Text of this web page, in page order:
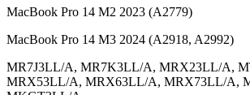
MacBook Pro 14 M2 2023 (A2779)
MacBook Pro 14 M3 2024 (A2918, A2992)
MR7J3LL/A, MR7K3LL/A, MRX23LL/A,
MRX53LL/A, MRX63LL/A, MRX73LL/A,